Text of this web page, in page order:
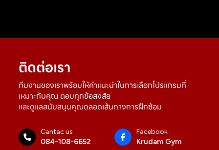
ติดต่อเรา
ทีมงานของเราพร้อมให้คำแนะนำในการเลือกโปรแกรมที่
เหมาะกับคุณ ตอบทุกข้อสงสัย
และดูแลสนับสนุนคุณตลอดเส้นทางการฝึกซ้อม
Cantac us :
084-108-6652
Facebook :
Krudam Gym